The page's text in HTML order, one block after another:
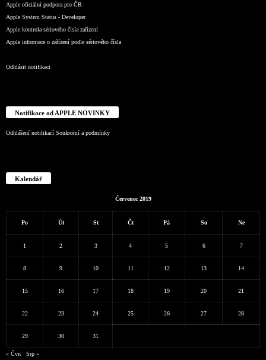
Apple oficiální podpora pro ČR
Apple System Status - Developer
Apple kontrola sériového čísla zařízení
Apple informace o zařízení podle sériového čísla
Odhlásit notifikaci
Notifikace od APPLE NOVINKY
Odhlášení notifikací Soukromí a podmínky
Kalendář
Červenec 2019
Po Út St Čt Pá So Ne
1 2 3 4 5 6 7
8 9 10 11 12 13 14
15 16 17 18 19 20 21
22 23 24 25 26 27 28
29 30 31
« Čvn Srp »